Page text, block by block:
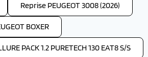
Reprise PEUGEOT 3008 (2026)
BOXER
PACK 1.2 PURETECH 130 EAT8 S/S